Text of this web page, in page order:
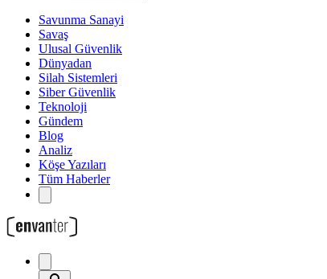
Savunma Sanayi
Savaş
Ulusal Güvenlik
Dünyadan
Silah Sistemleri
Siber Güvenlik
Teknoloji
Gündem
Blog
Analiz
Köşe Yazıları
Tüm Haberler